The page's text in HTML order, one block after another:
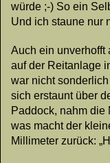
würde ;-) So ein
Und ich staune nur
Auch ein unverhofft
auf der Reitanlage
war nicht
sich erstaunt über
Paddock, nahm die
was macht der
Millimeter zurück: